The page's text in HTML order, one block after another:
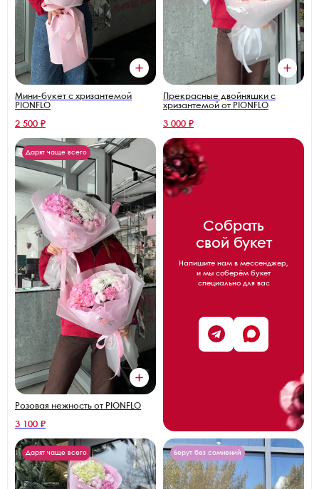
Мини-букет с хризантемой
PIONFLO
2 500 ₽
Прекрасные двойняшки с
хризантемой от PIONFLO
3 000 ₽
Дарят чаще всего
Розовая нежность от PIONFLO
3 100 ₽
Собрать
свой букет
Напишите нам в мессенджер,
и мы соберём букет
специально для вас
Дарят чаще всего Берут без сомнений